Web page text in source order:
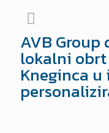
AVB Group
lokalni obrt
Kneginca u